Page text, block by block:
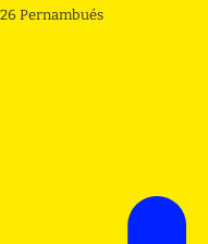
Pernambués